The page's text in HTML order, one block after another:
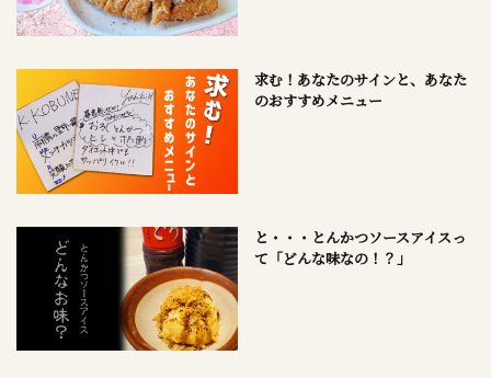
求む！あなたのサインと、あなた
のおすすめメニュー
と・・・とんかつソースアイスっ
て「どんな味なの！？」